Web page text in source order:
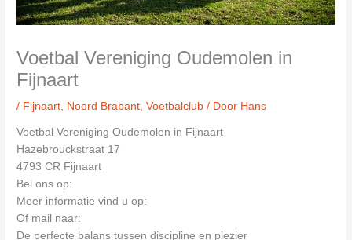
Voetbal Vereniging Oudemolen in
Fijnaart
/ Fijnaart Noord Brabant ,Voetbalclub / Door Hans
Voetbal Vereniging Oudemolen in Fijnaart
Hazebrouckstraat 17
4793 CR Fijnaart
Bel ons op:
Meer informatie vind u op:
Of mail naar:
De perfecte balans tussen discipline en plezier